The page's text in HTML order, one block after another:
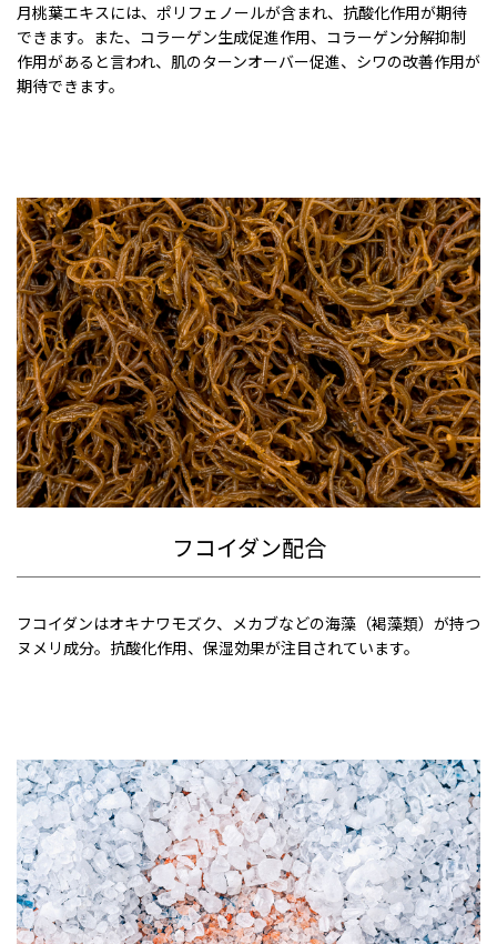
月桃葉エキスには、ポリフェノールが含まれ、抗酸化作用が期待
できます。また、コラーゲン生成促進作用、コラーゲン分解抑制
作用があると言われ、肌のターンオーバー促進、シワの改善作用が
期待できます。
フコイダン配合
フコイダンはオキナワモズク、メカブなどの海藻（褐藻類）が持つ
ヌメリ成分。抗酸化作用、保湿効果が注目されています。